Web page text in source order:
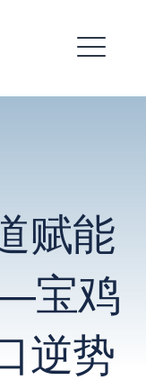
EXPAND
赋能
宝鸡
逆势